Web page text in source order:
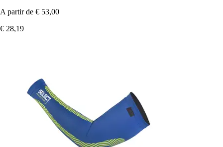
A partir de € 53,00
€ 28,19